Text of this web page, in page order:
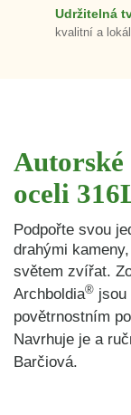
Udržitelná
kvalitní a
oceli
Podpořte svou
drahými
světem zvířat. Z
Archboldia® jsou
povětrnostním
Navrhuje je a
Barčiová.